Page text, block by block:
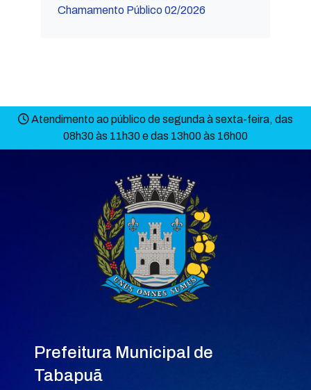
Chamamento Público 02/2026
Atendimento ao público de segunda à sexta-feira, das
08h30 às 11h30 e das 13h00 às 16h00
Prefeitura Municipal de
Tabapuã